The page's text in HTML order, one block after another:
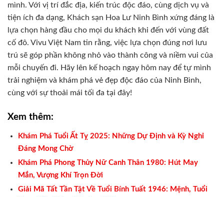
mình. Với vị trí đắc địa, kiến trúc độc đáo, cùng dịch vụ và
tiện ích đa dạng, Khách sạn Hoa Lư Ninh Bình xứng đáng là
lựa chọn hàng đầu cho mọi du khách khi đến với vùng đất
cố đô. Vivu Việt Nam tin rằng, việc lựa chọn đúng nơi lưu
trú sẽ góp phần không nhỏ vào thành công và niềm vui của
mỗi chuyến đi. Hãy lên kế hoạch ngay hôm nay để tự mình
trải nghiệm và khám phá vẻ đẹp độc đáo của Ninh Bình,
cùng với sự thoải mái tối đa tại đây!
Xem thêm:
Khám Phá Tuổi Ất Tỵ 2025: Những Dự Định và Kỳ Nghỉ
Đáng Mong Chờ
Khám Phá Phong Thủy Nữ Canh Thân 1980: Hút May
Mắn, Vượng Khí Trọn Đời
Giải Mã Tất Tần Tật Về Tuổi Bính Tuất 1946: Mệnh, Tuổi